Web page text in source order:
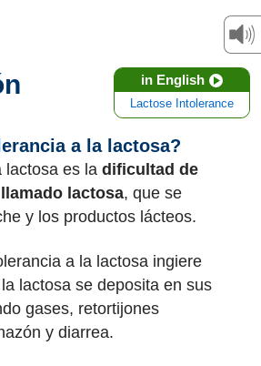
in English
Lactose Intolerance
a la lactosa?
lactosa es la dificultad de
lactosa, que se
y los productos lácteos.
a la lactosa ingiere
lactosa se deposita en sus
gases, retortijones
y diarrea.